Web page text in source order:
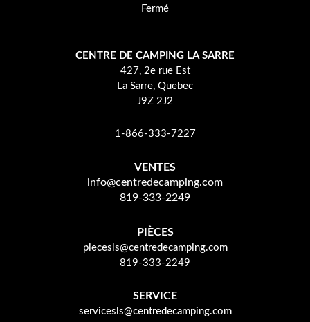
Fermé
CENTRE DE CAMPING LA SARRE
427, 2e rue Est
La Sarre, Quebec
J9Z 2J2
1-866-333-7227
VENTES
info@centredecamping.com
819-333-2249
PIÈCES
piecesls@centredecamping.com
819-333-2249
SERVICE
servicesls@centredecamping.com